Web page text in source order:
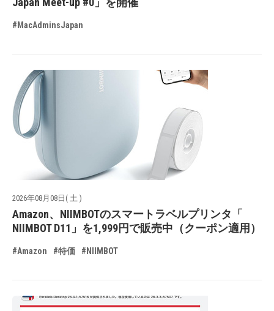
#MacAdminsJapan
2026年08月08日( 土 )
Amazon、NIIMBOTのスマートラベルプリンタ「
NIIMBOT D11」を1,999円で販売中（クーポン適用）
#Amazon #特価 #NIIMBOT